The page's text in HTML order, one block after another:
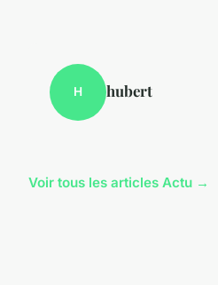
H hubert
Voir tous les articles Actu →